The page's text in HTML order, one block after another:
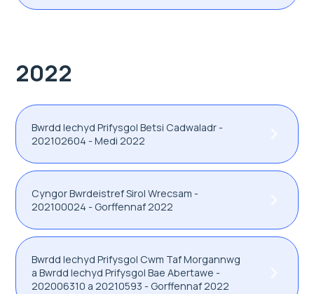
2022
Bwrdd Iechyd Prifysgol Betsi Cadwaladr -
202102604 - Medi 2022
Cyngor Bwrdeistref Sirol Wrecsam -
202100024 - Gorffennaf 2022
Bwrdd Iechyd Prifysgol Cwm Taf Morgannwg
a Bwrdd Iechyd Prifysgol Bae Abertawe -
202006310 a 20210593 - Gorffennaf 2022